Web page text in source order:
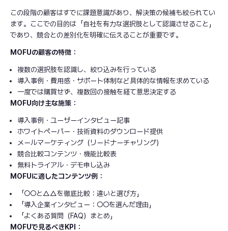
この段階の顧客はすでに課題意識があり、解決策の候補も絞られてい
ます。ここでの目的は「自社を有力な選択肢として認識させること」
であり、競合との差別化を明確に伝えることが重要です。
MOFUの顧客の特徴：
複数の選択肢を認識し、絞り込みを行っている
導入事例・費用感・サポート体制など具体的な情報を求めている
一度では購買せず、複数回の接触を経て意思決定する
MOFU向け主な施策：
導入事例・ユーザーインタビュー記事
ホワイトペーパー・技術資料のダウンロード提供
メールマーケティング（リードナーチャリング）
競合比較コンテンツ・機能比較表
無料トライアル・デモ申し込み
MOFUに適したコンテンツ例：
「○○と△△を徹底比較：違いと選び方」
「導入企業インタビュー：○○を選んだ理由」
「よくある質問（FAQ）まとめ」
MOFUで見るべきKPI：